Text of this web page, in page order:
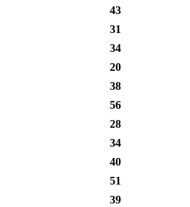
43
31
34
20
38
56
28
34
40
51
39